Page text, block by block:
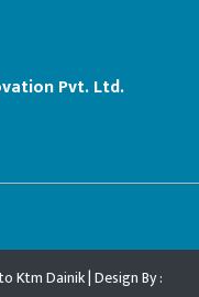
Pvt. Ltd.
Dainik | Design By :